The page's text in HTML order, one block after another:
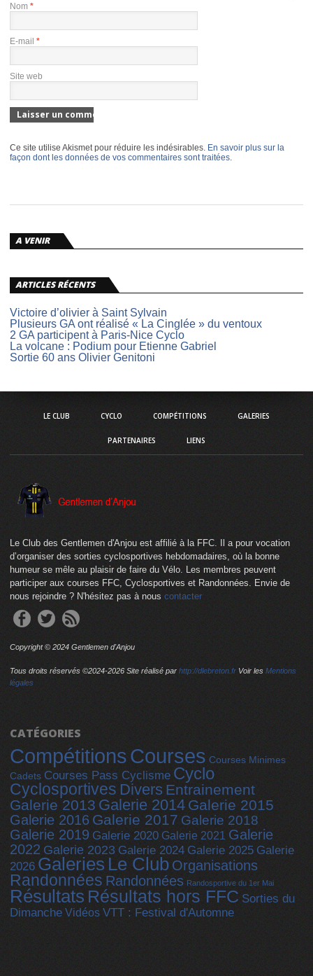
Nom *
E-mail *
Site web
Ce site utilise Akismet pour réduire les indésirables. En savoir plus sur la
façon dont les données de vos commentaires sont traitées
A VENIR
ARTICLES RÉCENTS
Victoire d’olivier à Saint Sylvain
Plusieurs GA ont réalisé « La Cinglée » du ventoux
2 GA participent à Paris-Nice Cyclo
La volcane : Podium pour Etienne Gabriel
Sortie 60 ans Olivier Genitoni
LE CLUB CYCLO COMPÉTITIONS GALERIES
PARTENAIRES LIENS
Le Club des Gentlemen d'Anjou est affilié à la FFC. Il a pour vocation
d’organiser des sorties cyclosportives hebdomadaires, où la bonne
humeur se mêle au plaisir de faire du Vélo. Les membres peuvent
participer aux courses FFC, Cyclosportives et Randonnées. Envie de
nous rejoindre ? N'hésitez pas à nous contacter
Copyright © 2024 Gentlemen d'Anjou
Tous droits réservés ©2024-2026 Site réalisé par http://dlebreton.fr Voir les Mentions
légales
CATÉGORIES
CompétitionsCourses Courses Minimes
Cadets Courses Pass Cyclisme Cyclo
Cyclosportives Divers Entrainement
Galerie 2013 Galerie 2014 Galerie 2015
Galerie 2016 Galerie 2017 Galerie 2018
Galerie 2019 Galerie 2020 Galerie 2021 Galerie
2022 Galerie 2023 Galerie 2024 Galerie 2025 Galerie
2026 Galeries Le Club Organisations
Randonnées Randonnées Randosportive du 1er Mai
Résultats Résultats hors FFC Sorties du
Dimanche Vidéos VTT : Festival d'Automne